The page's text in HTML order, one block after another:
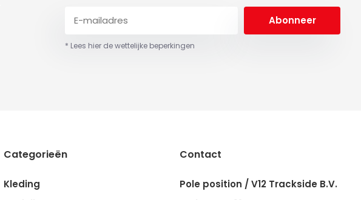
Abonneer
* Lees hier de wettelijke beperkingen
Categorieën
Kleding
Contact
Pole position / V12 Trackside B.V.